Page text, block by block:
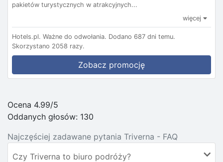
pakietów turystycznych w atrakcyjnych...
więcej
Hotels.pl. Ważne do odwołania. Dodano 687 dni temu.
Skorzystano 2058 razy.
Zobacz promocję
Ocena 4.99/5
Oddanych głosów: 130
Najczęściej zadawane pytania Triverna - FAQ
Czy Triverna to biuro podróży?